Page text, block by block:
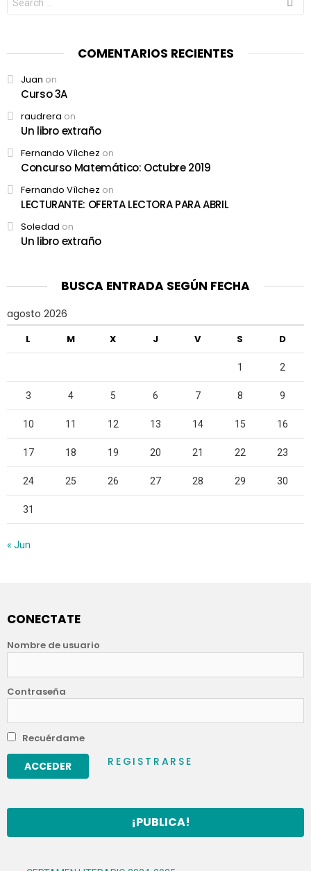
for:
COMENTARIOS RECIENTES
Juan on
Curso 3A
raudrera on
Un libro extraño
Fernando Vílchez on
Concurso Matemático: Octubre 2019
Fernando Vílchez on
LECTURANTE: OFERTA LECTORA PARA ABRIL
Soledad on
Un libro extraño
BUSCA ENTRADA SEGÚN FECHA
agosto 2026
L M X J V S D
1 2
3 4 5 6 7 8 9
10 11 12 13 14 15 16
17 18 19 20 21 22 23
24 25 26 27 28 29 30
31
« Jun
CONECTATE
Nombre de usuario
Contraseña
Recuérdame
REGISTRARSE
¡PUBLICA!